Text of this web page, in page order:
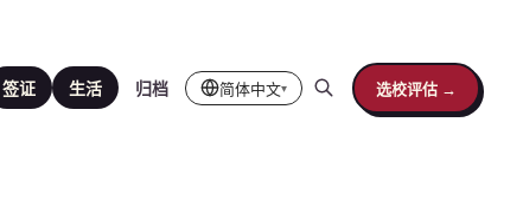
签证 生活 归档 简体中文▾ 选校评估 →